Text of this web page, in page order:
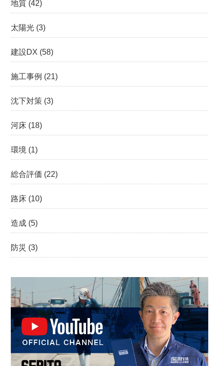
地質 (42)
太陽光 (3)
建設DX (58)
施工事例 (21)
沈下対策 (3)
河床 (18)
環境 (1)
総合評価 (22)
路床 (10)
造成 (5)
防災 (3)